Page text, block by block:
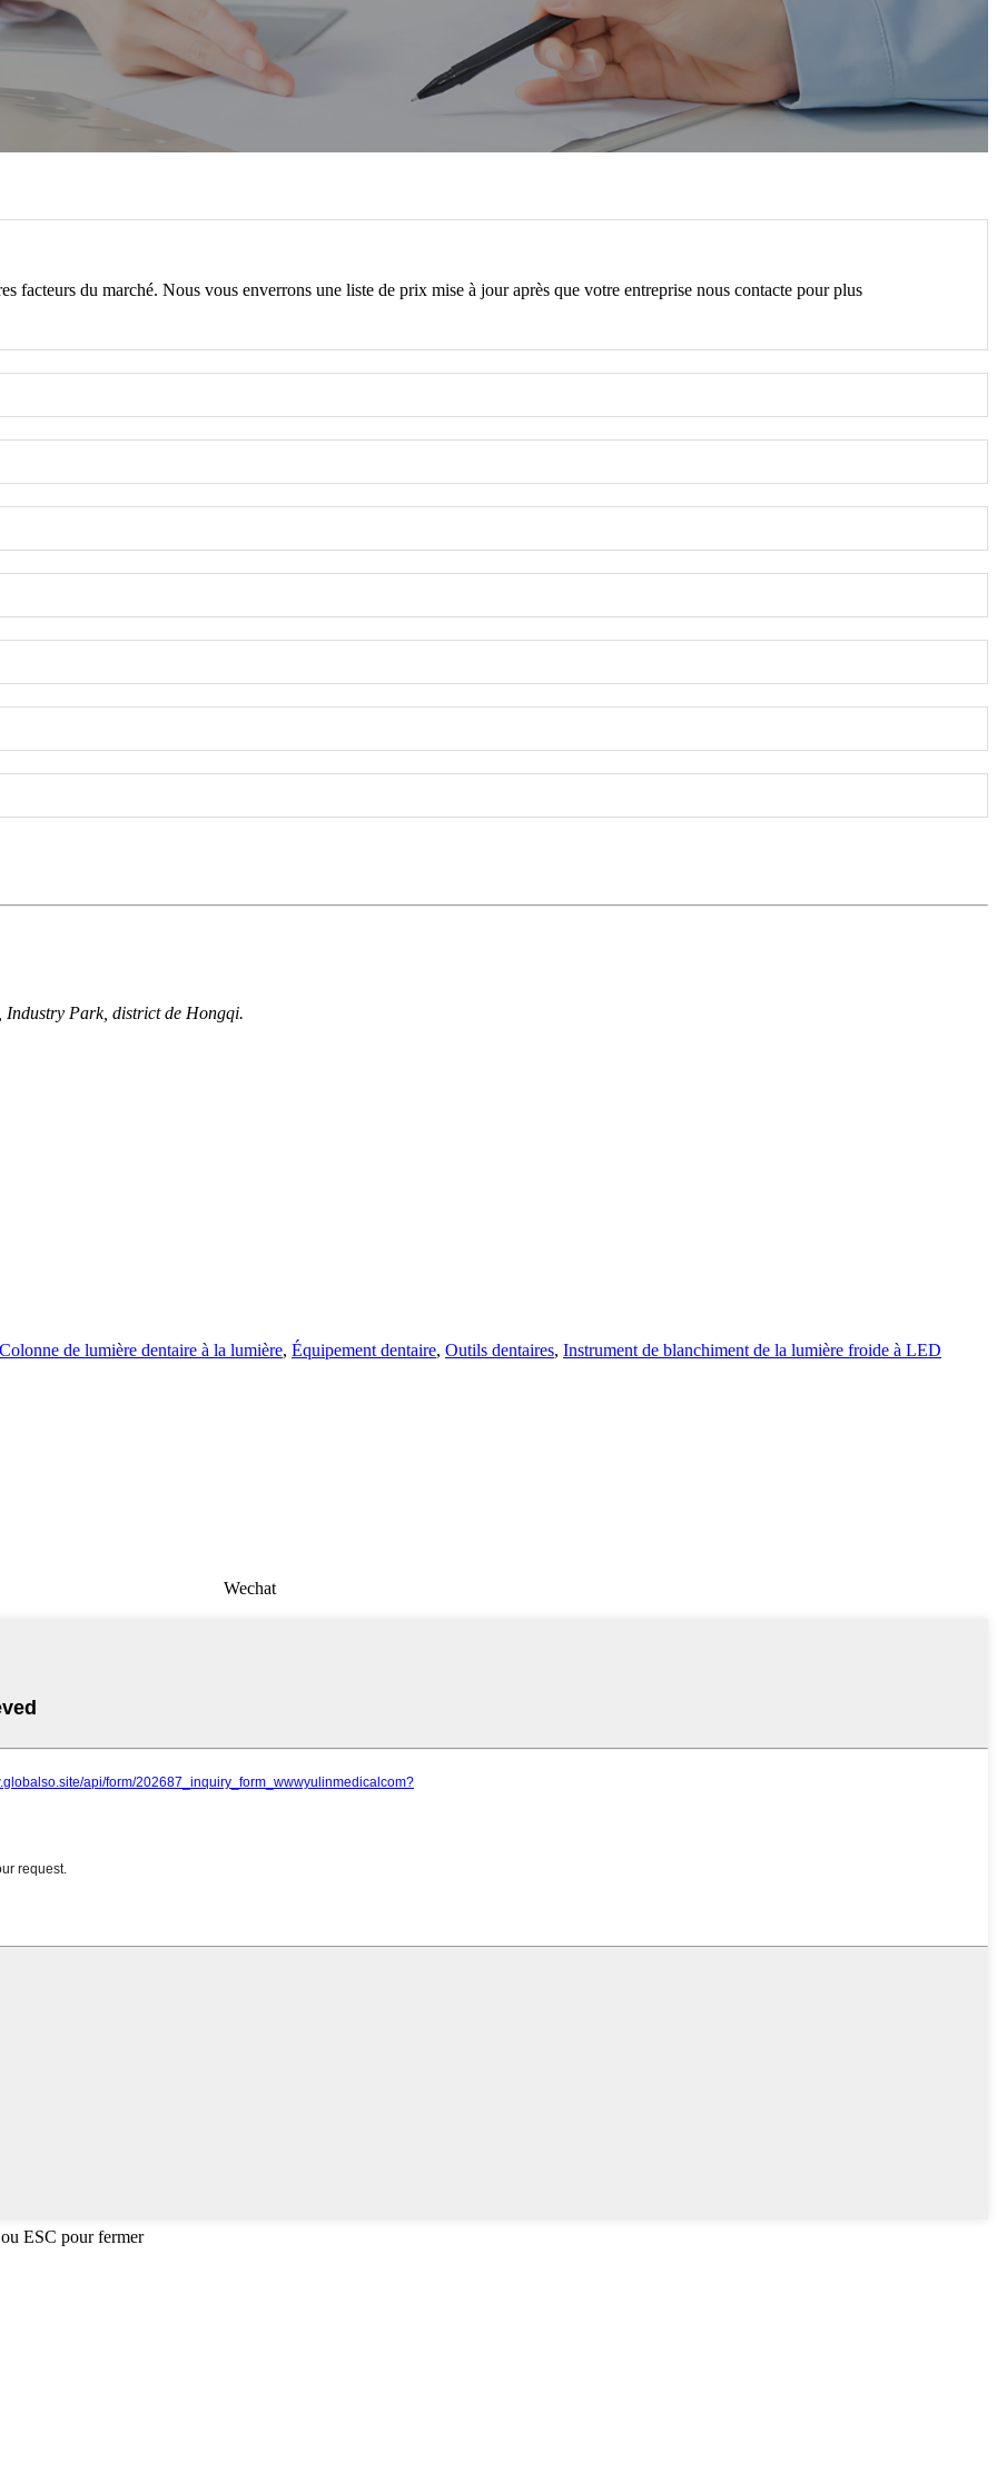
facteurs du marché. Nous vous enverrons une liste de prix mise à jour après que votre entreprise nous contacte pour plus
Park, district de Hongqi.
Colonne de lumière dentaire à la lumière, Équipement dentaire, Outils dentaires, Instrument de blanchiment de la lumière froide à LED
Wechat
ESC pour fermer